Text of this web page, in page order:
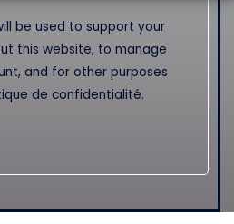
be used to support your
this website, to manage
and for other purposes
de confidentialité.